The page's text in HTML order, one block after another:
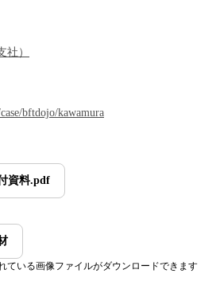
社 ）
bftdojo/kawamura
資料.pdf
ている画像ファイルがダウンロードできます